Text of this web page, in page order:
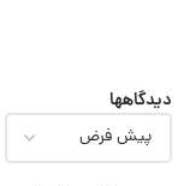
دیدگاهها